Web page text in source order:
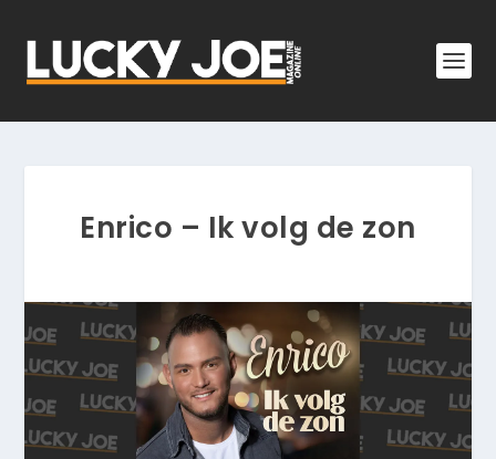
Enrico – Ik volg de zon